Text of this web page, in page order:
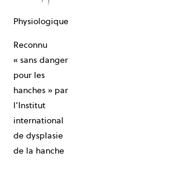
Physiologique
Reconnu
« sans danger
pour les
hanches » par
l’Institut
international
de dysplasie
de la hanche
10-ANS